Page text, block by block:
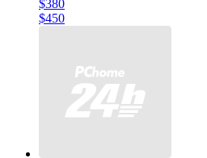
$380
$450